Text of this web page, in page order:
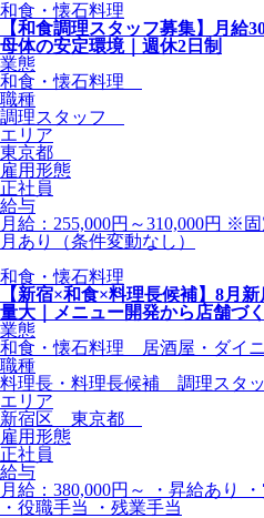
和食・懐石料理
【和食調理スタッフ募集】月給
母体の安定環境｜週休2日制
業態
和食・懐石料理
職種
調理スタッフ
エリア
東京都
雇用形態
正社員
給与
月給：255,000円～310,000円 ※
月あり（条件変動なし）
和食・懐石料理
【新宿×和食×料理長候補】8月
量大｜メニュー開発から店舗づ
業態
和食・懐石料理 居酒屋・ダイ
職種
料理長・料理長候補 調理スタ
エリア
新宿区 東京都
雇用形態
正社員
給与
月給：380,000円～ ・昇給あり
・役職手当 ・残業手当